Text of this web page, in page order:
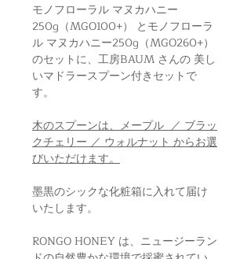
モノフローラル マヌカハニー
250g（MGO100+） とモノフローラ
ル マヌカハニー250g（MGO260+）
のセットに、工房BAUM さんの 美し
いマドラースプーン付きセットで
す。
木のスプーンは、メープル ／ ブラッ
クチェリー ／ ウォルナット からお選
びいただけます。
墨黒のシックな化粧箱に入れて届け
いたします。
RONGO HONEY は、ニュージーラン